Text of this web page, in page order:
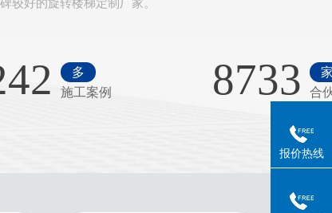
较好的旋转楼梯定制厂家。​
多
施工案例
8733
合
报价热线